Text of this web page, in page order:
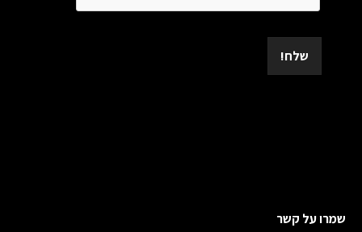
שלח!
שמרו על קשר